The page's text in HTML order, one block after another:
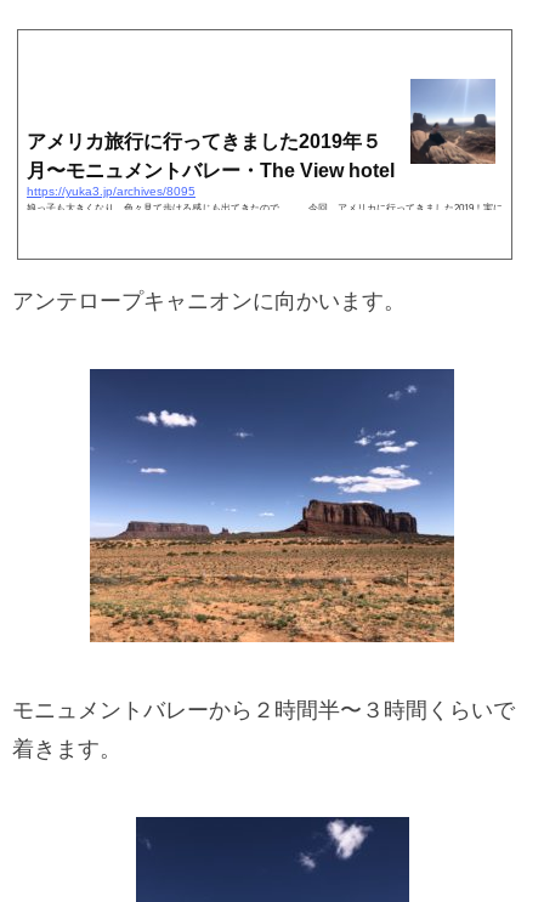
アメリカ旅行に行ってきました2019年５
月〜モニュメントバレー・The View hotel
https://yuka3.jp/archives/8095
娘っ子も大きくなり、色々見て歩ける感じも出てきたので。。。今回、アメリカに行ってきました2019！実に
アンテロープキャニオンに向かいます。
モニュメントバレーから２時間半〜３時間くらいで
着きます。